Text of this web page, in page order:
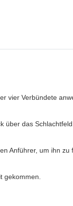
vier Verbündete
das
Anführer, um ihn
gekommen.